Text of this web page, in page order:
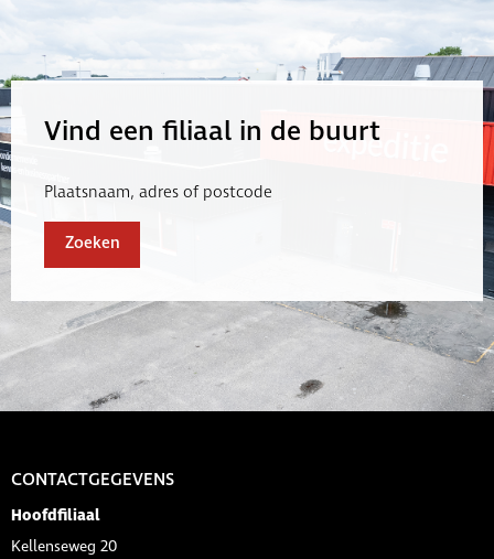
Vind een filiaal in de buurt
Plaatsnaam, adres of postcode
Zoeken
CONTACTGEGEVENS
Hoofdfiliaal
Kellenseweg 20